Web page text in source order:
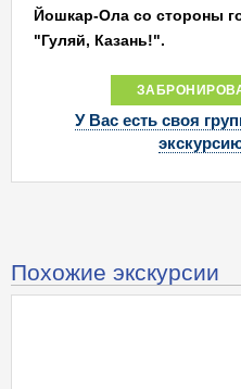
Йошкар-Ола со стороны
"Гуляй, Казань!".
У Вас есть своя
Похожие экскурсии